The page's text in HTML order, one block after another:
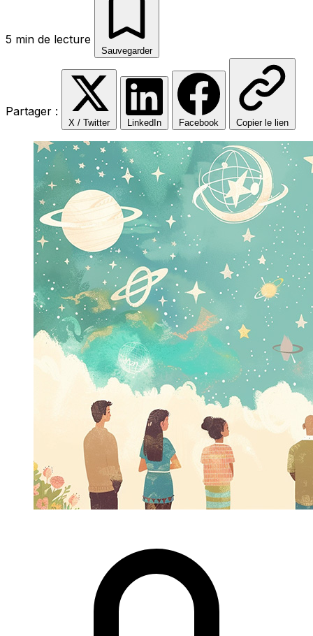
5 min de lecture
Sauvegarder
Partager :
X / Twitter LinkedIn Facebook Copier le lien